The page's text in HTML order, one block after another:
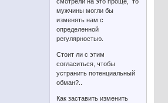
мужчины могли бы
изменять нам с
определенной
регулярностью.
Стоит ли с этим
согласиться, чтобы
устранить потенциальный
обман?..
Как заставить изменить